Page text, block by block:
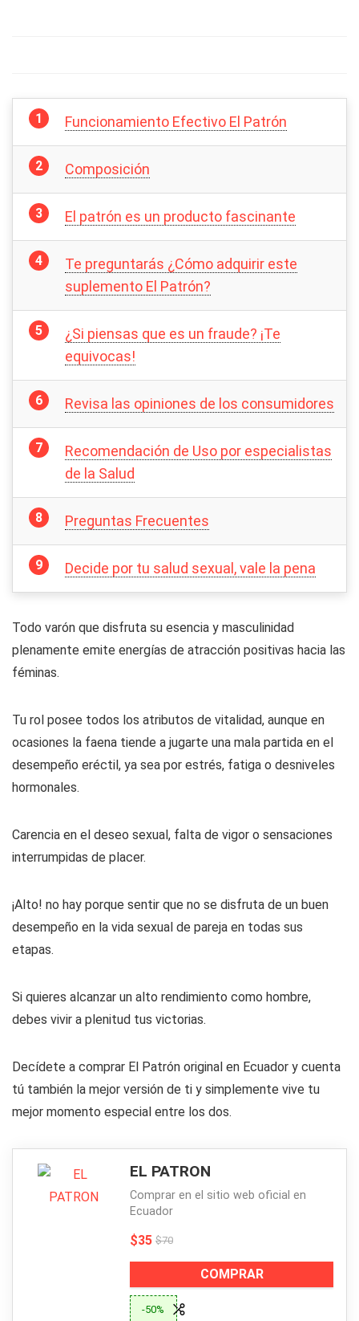
Funcionamiento Efectivo El Patrón
Composición
El patrón es un producto fascinante
Te preguntarás ¿Cómo adquirir este
suplemento El Patrón?
¿Si piensas que es un fraude? ¡Te
equivocas!
Revisa las opiniones de los consumidores
Recomendación de Uso por especialistas
de la Salud
Preguntas Frecuentes
Decide por tu salud sexual, vale la pena
Todo varón que disfruta su esencia y masculinidad
plenamente emite energías de atracción positivas hacia las
féminas.
Tu rol posee todos los atributos de vitalidad, aunque en
ocasiones la faena tiende a jugarte una mala partida en el
desempeño eréctil, ya sea por estrés, fatiga o desniveles
hormonales.
Carencia en el deseo sexual, falta de vigor o sensaciones
interrumpidas de placer.
¡Alto! no hay porque sentir que no se disfruta de un buen
desempeño en la vida sexual de pareja en todas sus
etapas.
Si quieres alcanzar un alto rendimiento como hombre,
debes vivir a plenitud tus victorias.
Decídete a comprar El Patrón original en Ecuador y cuenta
tú también la mejor versión de ti y simplemente vive tu
mejor momento especial entre los dos.
EL PATRON
Comprar en el sitio web oficial en
Ecuador
$35 $70
COMPRAR
-50%